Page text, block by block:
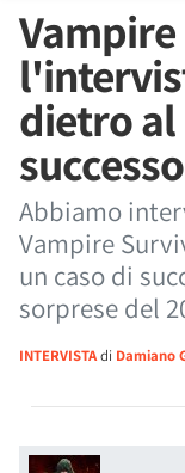
dietro al
Abbiamo
Vampire
un caso di
sorprese del
INTERVISTAdi Damiano